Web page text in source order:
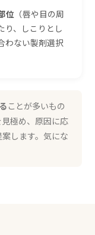
位 （唇や目の周
り、しこりとし
わない製剤選択
ことが多いもの
極め、原因に応
します。気にな